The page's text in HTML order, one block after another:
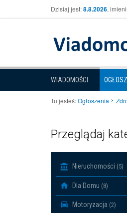
Dzisiaj jest:8.8.2026,
WIADOMOŚCI
Tu jesteś:Ogłoszenia
Przeglądaj
Nieruchomości (5)
Dla Domu (8)
Motoryzacja (2)